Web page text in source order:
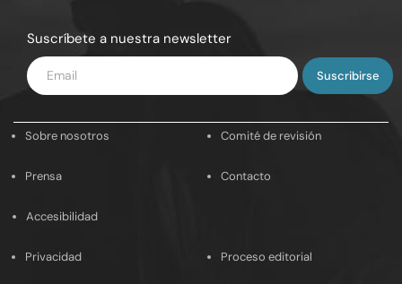
Suscríbete a nuestra newsletter
Introduce
tu
Sobre nosotros Comité de revisión
Prensa Contacto
Accesibilidad
Privacidad Proceso editorial